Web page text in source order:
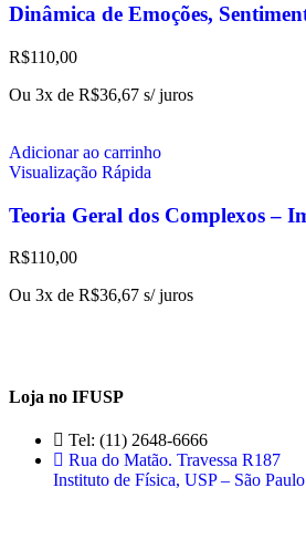
Dinâmica de Emoções,
R$110,00
Ou 3x de R$36,67 s/ juros
Adicionar ao carrinho
Visualização Rápida
Teoria Geral dos Complexos –
R$110,00
Ou 3x de R$36,67 s/ juros
Loja no IFUSP
Tel: (11) 2648-6666
Rua do Matão. Travessa R187
Instituto de Física, USP – São Paulo